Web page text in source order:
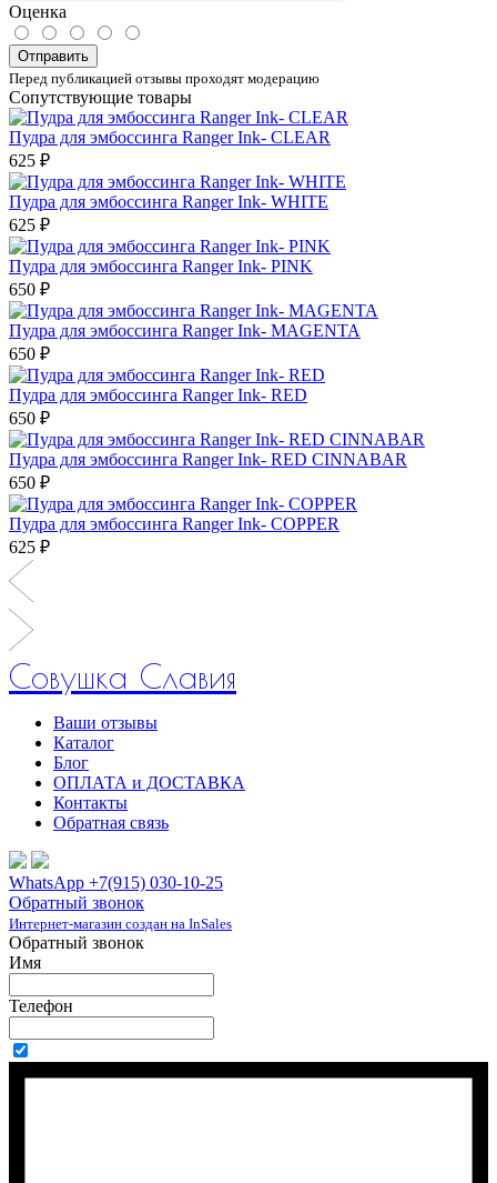
Оценка
Отправить
Перед публикацией отзывы проходят модерацию
Сопутствующие товары
Пудра для эмбоссинга Ranger Ink- CLEAR
625 ₽
Пудра для эмбоссинга Ranger Ink- WHITE
625 ₽
Пудра для эмбоссинга Ranger Ink- PINK
650 ₽
Пудра для эмбоссинга Ranger Ink- MAGENTA
650 ₽
Пудра для эмбоссинга Ranger Ink- RED
650 ₽
Пудра для эмбоссинга Ranger Ink- RED CINNABAR
650 ₽
Пудра для эмбоссинга Ranger Ink- COPPER
625 ₽
Совушка Славия
Ваши отзывы
Каталог
Блог
ОПЛАТА и ДОСТАВКА
Контакты
Обратная связь
WhatsApp +7(915) 030-10-25
Обратный звонок
Интернет-магазин создан на InSales
Обратный звонок
Имя
Телефон